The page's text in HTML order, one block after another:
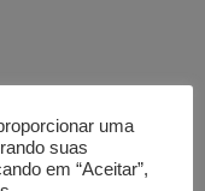
uma
suas
em “Aceitar”,